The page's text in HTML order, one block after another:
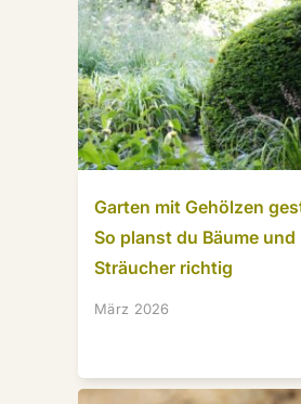
Garten mit Gehölzen
So planst du Bäume und
Sträucher richtig
März 2026